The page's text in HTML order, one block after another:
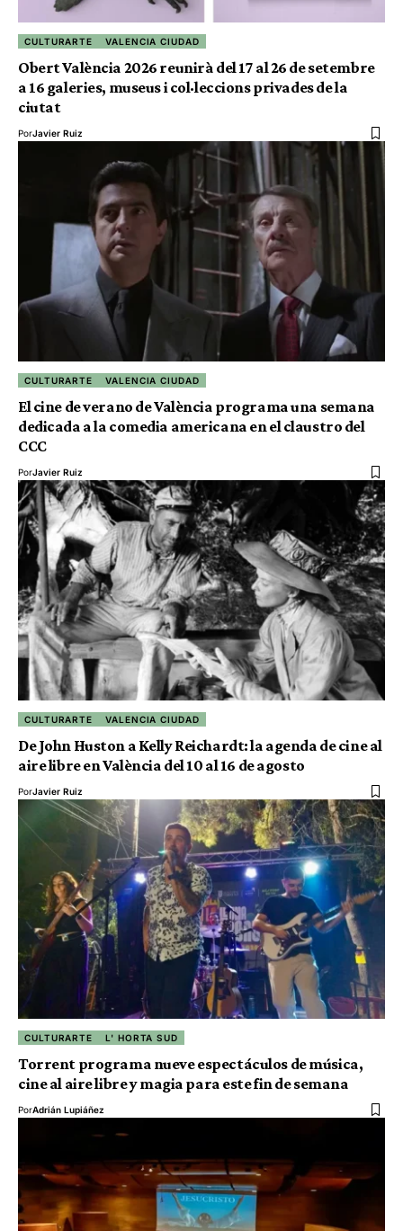
CULTURARTE VALENCIA CIUDAD
Obert València 2026 reunirà del 17 al 26 de setembre
a 16 galeries, museus i col·leccions privades de la
ciutat
PorJavier Ruiz
CULTURARTE VALENCIA CIUDAD
El cine de verano de València programa una semana
dedicada a la comedia americana en el claustro del
CCC
PorJavier Ruiz
CULTURARTE VALENCIA CIUDAD
De John Huston a Kelly Reichardt: la agenda de cine al
aire libre en València del 10 al 16 de agosto
PorJavier Ruiz
CULTURARTE L' HORTA SUD
Torrent programa nueve espectáculos de música,
cine al aire libre y magia para este fin de semana
PorAdrián Lupiáñez